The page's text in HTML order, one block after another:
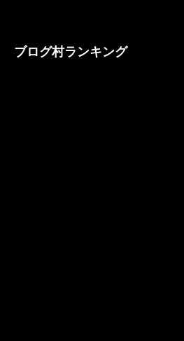
ブログ村ランキング